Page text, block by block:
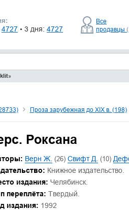
4727 • 3 дня: 4727
Все
продавцы
»
Проза зарубежная до XIX в. (198)
Роксана
Верн Ж. (26) Свифт Д. (10)
Книжное издательство.
издания: Челябинск.
переплёта: Твердый.
издания: 1992